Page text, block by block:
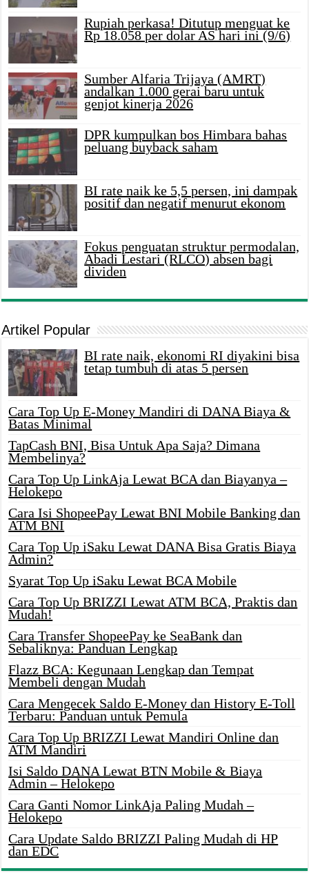
Rupiah perkasa! Ditutup menguat ke
Rp 18.058 per dolar AS hari ini (9/6)
Sumber Alfaria Trijaya (AMRT)
andalkan 1.000 gerai baru untuk
genjot kinerja 2026
DPR kumpulkan bos Himbara bahas
peluang buyback saham
BI rate naik ke 5,5 persen, ini dampak
positif dan negatif menurut ekonom
Fokus penguatan struktur permodalan,
Abadi Lestari (RLCO) absen bagi
dividen
Artikel Popular
BI rate naik, ekonomi RI diyakini bisa
tetap tumbuh di atas 5 persen
Cara Top Up E-Money Mandiri di DANA Biaya &
Batas Minimal
TapCash BNI, Bisa Untuk Apa Saja? Dimana
Membelinya?
Cara Top Up LinkAja Lewat BCA dan Biayanya –
Helokepo
Cara Isi ShopeePay Lewat BNI Mobile Banking dan
ATM BNI
Cara Top Up iSaku Lewat DANA Bisa Gratis Biaya
Admin?
Syarat Top Up iSaku Lewat BCA Mobile
Cara Top Up BRIZZI Lewat ATM BCA, Praktis dan
Mudah!
Cara Transfer ShopeePay ke SeaBank dan
Sebaliknya: Panduan Lengkap
Flazz BCA: Kegunaan Lengkap dan Tempat
Membeli dengan Mudah
Cara Mengecek Saldo E-Money dan History E-Toll
Terbaru: Panduan untuk Pemula
Cara Top Up BRIZZI Lewat Mandiri Online dan
ATM Mandiri
Isi Saldo DANA Lewat BTN Mobile & Biaya
Admin – Helokepo
Cara Ganti Nomor LinkAja Paling Mudah –
Helokepo
Cara Update Saldo BRIZZI Paling Mudah di HP
dan EDC